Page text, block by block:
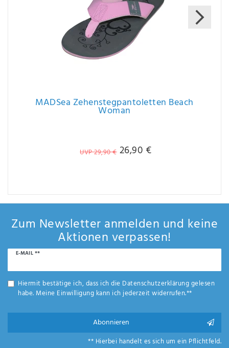
MADSea Zehenstegpantoletten Beach
Woman
UVP 29,90 € 26,90 €
Zum Newsletter anmelden und keine
Aktionen verpassen!
E-MAIL **
Newsletter
Hiermit bestätige ich, dass ich die Daten­schutz­erklärunggelesen
habe. Meine Einwilligung kann ich jederzeit widerrufen.**
Abonnieren
** Hierbei handelt es sich um ein Pflichtfeld.